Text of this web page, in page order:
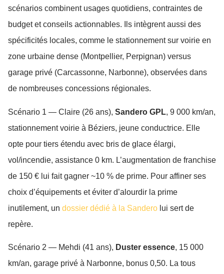
scénarios combinent usages quotidiens, contraintes de
budget et conseils actionnables. Ils intègrent aussi des
spécificités locales, comme le stationnement sur voirie en
zone urbaine dense (Montpellier, Perpignan) versus
garage privé (Carcassonne, Narbonne), observées dans
de nombreuses concessions régionales.
Scénario 1 — Claire (26 ans), Sandero GPL, 9 000 km/an,
stationnement voirie à Béziers, jeune conductrice. Elle
opte pour tiers étendu avec bris de glace élargi,
vol/incendie, assistance 0 km. L’augmentation de franchise
de 150 € lui fait gagner ~10 % de prime. Pour affiner ses
choix d’équipements et éviter d’alourdir la prime
inutilement, un dossier dédié à la Sandero lui sert de
repère.
Scénario 2 — Mehdi (41 ans), Duster essence, 15 000
km/an, garage privé à Narbonne, bonus 0,50. La tous